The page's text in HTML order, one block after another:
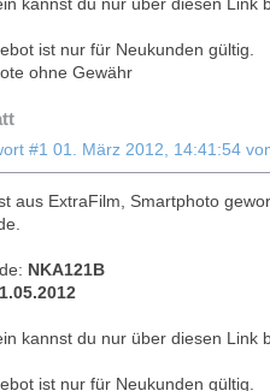
kannst du nur über diesen Link
ist nur für Neukunden gültig.
ohne Gewähr
#1 01. März 2012, 14:41:54
aus ExtraFilm, Smartphoto
NKA121B
kannst du nur über diesen Link
ist nur für Neukunden gültig.